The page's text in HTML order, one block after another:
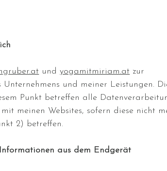
undyogamitmiriam.at zur
Unternehmens und meiner Leistungen.
Punkt betreffen alle
meinen Websites, sofern diese nicht
2) betreffen.
aus dem Endgerät